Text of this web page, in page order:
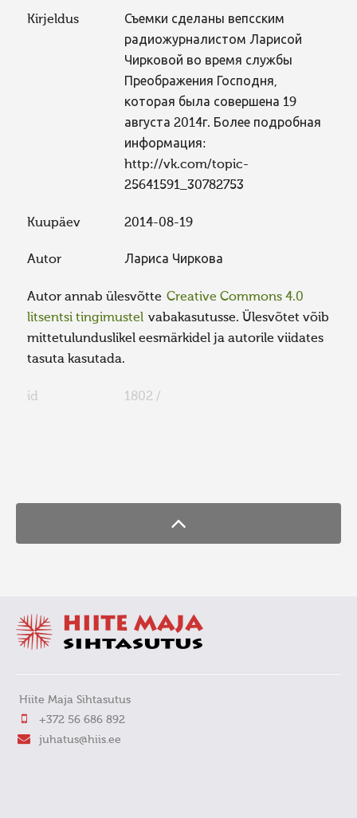
Kirjeldus
Съемки сделаны вепсским
радиожурналистом Ларисой
Чирковой во время службы
Преображения Господня,
которая была совершена 19
августа 2014г. Более подробная
информация:
http://vk.com/topic-
25641591_30782753
Kuupäev 2014-08-19
Autor Лариса Чиркова
Autor annab ülesvõtte Creative Commons 4.0
litsentsi tingimustel vabakasutusse. Ülesvõtet võib
mittetulunduslikel eesmärkidel ja autorile viidates
tasuta kasutada.
id 1802 /
Hiite Maja Sihtasutus
+372 56 686 892
juhatus@hiis.ee